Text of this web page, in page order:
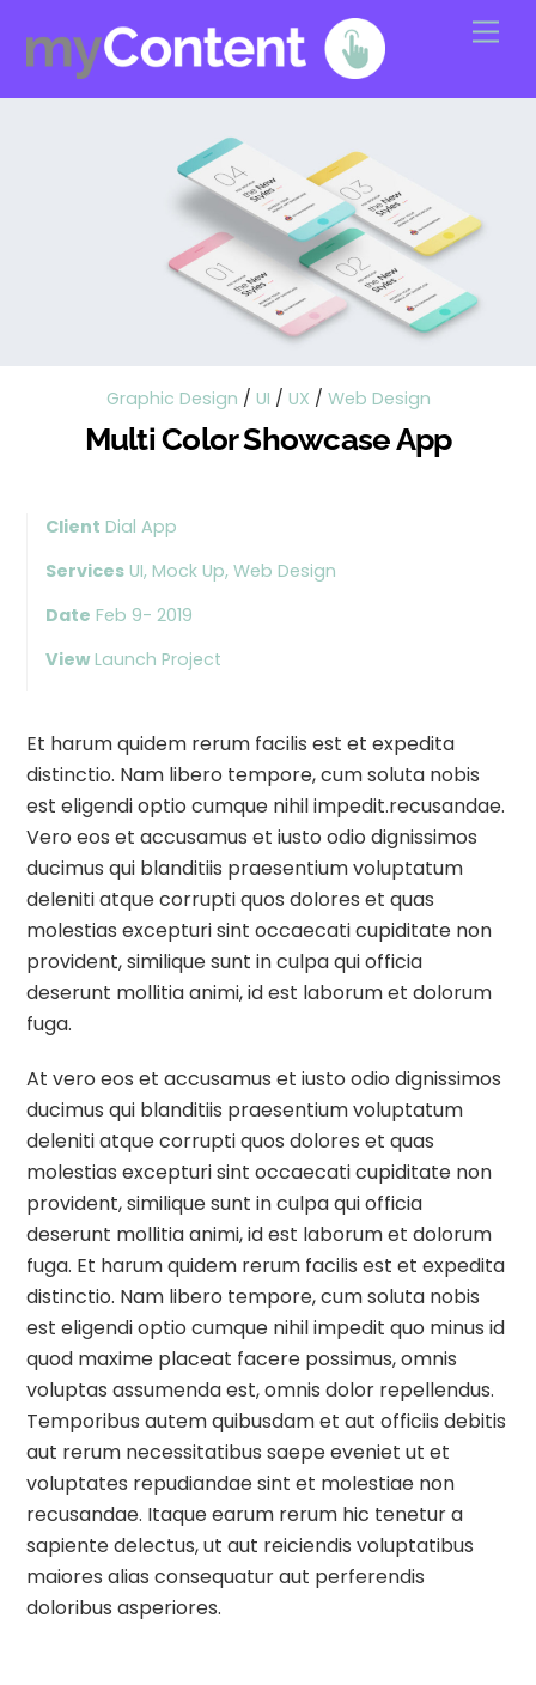
content
Graphic Design / UI / UX / Web Design
Multi Color Showcase App
Client Dial App
ServicesUI, Mock Up, Web Design
Date Feb 9- 2019
View Launch Project
Et harum quidem rerum facilis est et expedita
distinctio. Nam libero tempore, cum soluta nobis
est eligendi optio cumque nihil impedit.recusandae.
Vero eos et accusamus et iusto odio dignissimos
ducimus qui blanditiis praesentium voluptatum
deleniti atque corrupti quos dolores et quas
molestias excepturi sint occaecati cupiditate non
provident, similique sunt in culpa qui officia
deserunt mollitia animi, id est laborum et dolorum
fuga.
At vero eos et accusamus et iusto odio dignissimos
ducimus qui blanditiis praesentium voluptatum
deleniti atque corrupti quos dolores et quas
molestias excepturi sint occaecati cupiditate non
provident, similique sunt in culpa qui officia
deserunt mollitia animi, id est laborum et dolorum
fuga. Et harum quidem rerum facilis est et expedita
distinctio. Nam libero tempore, cum soluta nobis
est eligendi optio cumque nihil impedit quo minus id
quod maxime placeat facere possimus, omnis
voluptas assumenda est, omnis dolor repellendus.
Temporibus autem quibusdam et aut officiis debitis
aut rerum necessitatibus saepe eveniet ut et
voluptates repudiandae sint et molestiae non
recusandae. Itaque earum rerum hic tenetur a
sapiente delectus, ut aut reiciendis voluptatibus
maiores alias consequatur aut perferendis
doloribus asperiores.